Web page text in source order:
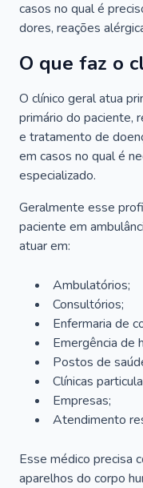
casos no qual é
dores, reações
O que faz o
O clínico geral atua
primário do paciente,
e tratamento de
em casos no qual é
especializado.
Geralmente esse
paciente em
atuar em:
Ambulatórios;
Consultórios;
Enfermaria de
Emergência de
Postos de
Clínicas
Empresas;
Atendimento
Esse médico precisa
aparelhos do corpo